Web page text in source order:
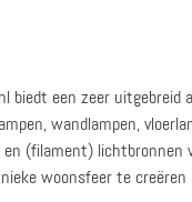
biedt een zeer
wandlampen,
en (filament) lichtbronnen
woonsfeer te